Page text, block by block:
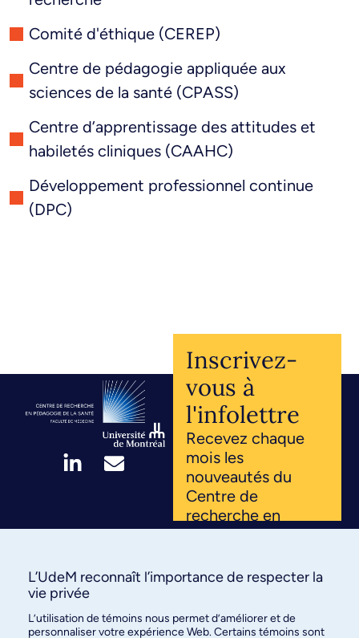
Comité d'éthique (CEREP)
Centre de pédagogie appliquée aux
sciences de la santé (CPASS)
Centre d’apprentissage des attitudes et
habiletés cliniques (CAAHC)
Développement professionnel continue
(DPC)
Inscrivez-
vous à
l'infolettre
Recevez chaque
mois les
nouveautés du
Centre de
recherche en
pédagogie de la
projets, ressources
rejoignez notre
communauté
L’UdeM reconnaît l’importance de respecter la
vie privée
L’utilisation de témoins nous permet d’améliorer et de
personnaliser votre expérience Web. Certains témoins sont